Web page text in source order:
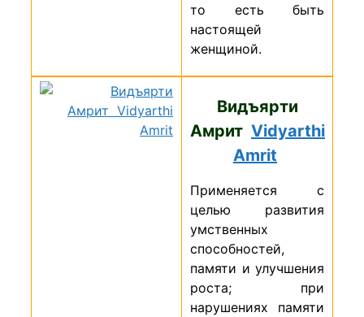
то есть быть
настоящей
женщиной.
Видъярти
Амрит Vidyarthi
Amrit
Применяется с
целью развития
умственных
способностей,
памяти и улучшения
роста; при
нарушениях памяти